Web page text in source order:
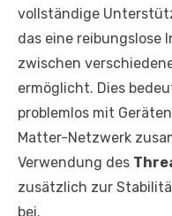
vollständige
das eine reibungslose
zwischen
ermöglicht. Dies
problemlos mit
Matter-Netzwerk
Verwendung des
zusätzlich zur
bei.